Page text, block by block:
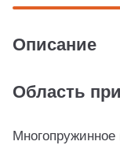
Описание
Область
Многопружинное